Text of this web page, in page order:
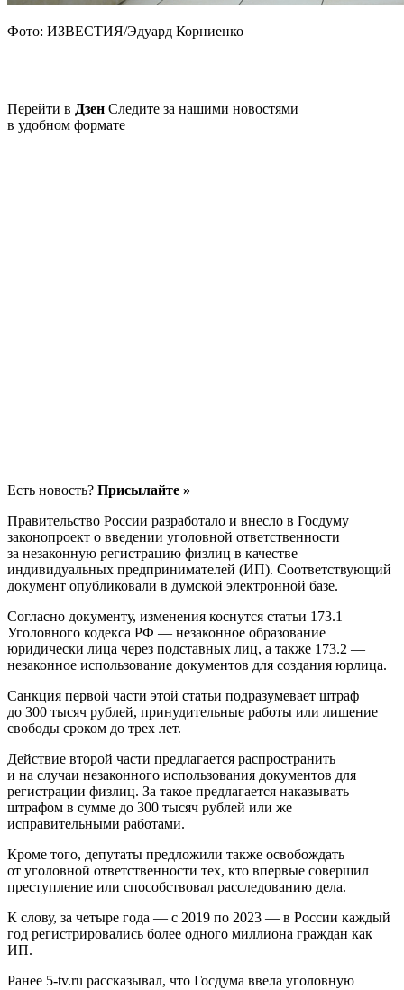
Фото: ИЗВЕСТИЯ/Эдуард Корниенко
Перейти в Дзен Следите за нашими новостями
в удобном формате
Есть новость? Присылайте »
Правительство России разработало и внесло в Госдуму
законопроект о введении уголовной ответственности
за незаконную регистрацию физлиц в качестве
индивидуальных предпринимателей (ИП). Соответствующий
документ опубликовали в думской электронной базе.
Согласно документу, изменения коснутся статьи 173.1
Уголовного кодекса РФ — незаконное образование
юридически лица через подставных лиц, а также 173.2 —
незаконное использование документов для создания юрлица.
Санкция первой части этой статьи подразумевает штраф
до 300 тысяч рублей, принудительные работы или лишение
свободы сроком до трех лет.
Действие второй части предлагается распространить
и на случаи незаконного использования документов для
регистрации физлиц. За такое предлагается наказывать
штрафом в сумме до 300 тысяч рублей или же
исправительными работами.
Кроме того, депутаты предложили также освобождать
от уголовной ответственности тех, кто впервые совершил
преступление или способствовал расследованию дела.
К слову, за четыре года — с 2019 по 2023 — в России каждый
год регистрировались более одного миллиона граждан как
ИП.
Ранее 5-tv.ru рассказывал, что Госдума ввела уголовную